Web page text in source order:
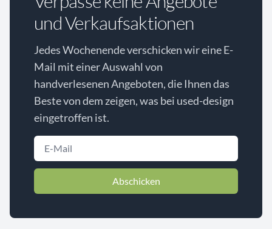
und Verkaufsaktionen
Jedes Wochenende verschicken wir eine E-
Mail mit einer Auswahl von
handverlesenen Angeboten, die Ihnen das
Beste von dem zeigen, was bei used-design
eingetroffen ist.
Abschicken